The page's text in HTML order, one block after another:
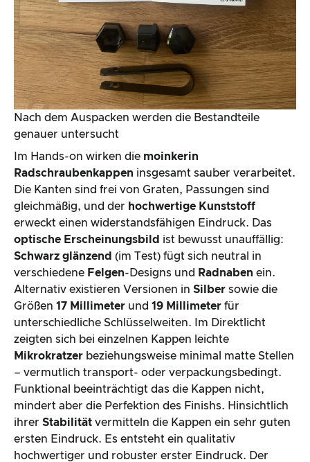
Nach dem Auspacken werden die Bestandteile
genauer untersucht
Im Hands-on wirken die moinkerin
Radschraubenkappen insgesamt sauber verarbeitet.
Die Kanten sind frei von Graten, Passungen sind
gleichmäßig, und der hochwertige Kunststoff
erweckt einen widerstandsfähigen Eindruck. Das
optische Erscheinungsbild ist bewusst unauffällig:
Schwarz glänzend (im Test) fügt sich neutral in
verschiedene Felgen-Designs und Radnaben ein.
Alternativ existieren Versionen in Silber sowie die
Größen 17 Millimeter und 19 Millimeter für
unterschiedliche Schlüsselweiten. Im Direktlicht
zeigten sich bei einzelnen Kappen leichte
Mikrokratzer beziehungsweise minimal matte Stellen
– vermutlich transport- oder verpackungsbedingt.
Funktional beeinträchtigt das die Kappen nicht,
mindert aber die Perfektion des Finishs. Hinsichtlich
ihrer Stabilität vermitteln die Kappen ein sehr guten
ersten Eindruck. Es entsteht ein qualitativ
hochwertiger und robuster erster Eindruck. Der